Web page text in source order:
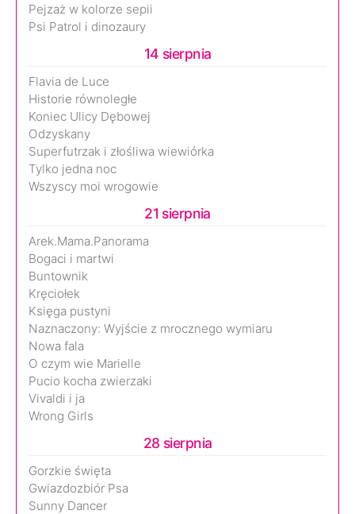
Pejzaż w kolorze sepii
Psi Patrol i dinozaury
14 sierpnia
Flavia de Luce
Historie równoległe
Koniec Ulicy Dębowej
Odzyskany
Superfutrzak i złośliwa wiewiórka
Tylko jedna noc
Wszyscy moi wrogowie
21 sierpnia
Arek.Mama.Panorama
Bogaci i martwi
Buntownik
Kręciołek
Księga pustyni
Naznaczony: Wyjście z mrocznego wymiaru
Nowa fala
O czym wie Marielle
Pucio kocha zwierzaki
Vivaldi i ja
Wrong Girls
28 sierpnia
Gorzkie święta
Gwiazdozbiór Psa
Sunny Dancer